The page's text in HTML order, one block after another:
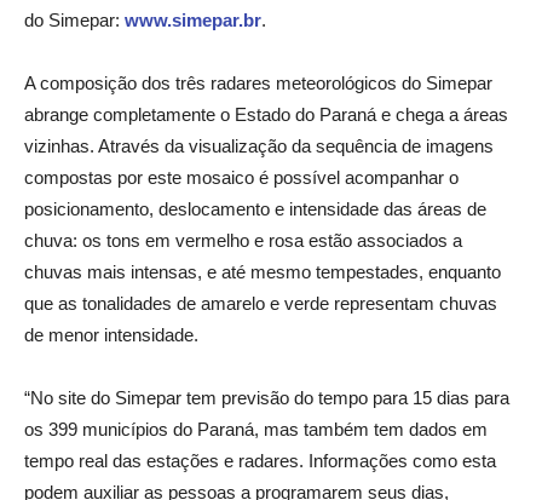
do Simepar: www.simepar.br.
A composição dos três radares meteorológicos do Simepar
abrange completamente o Estado do Paraná e chega a áreas
vizinhas. Através da visualização da sequência de imagens
compostas por este mosaico é possível acompanhar o
posicionamento, deslocamento e intensidade das áreas de
chuva: os tons em vermelho e rosa estão associados a
chuvas mais intensas, e até mesmo tempestades, enquanto
que as tonalidades de amarelo e verde representam chuvas
de menor intensidade.
“No site do Simepar tem previsão do tempo para 15 dias para
os 399 municípios do Paraná, mas também tem dados em
tempo real das estações e radares. Informações como esta
podem auxiliar as pessoas a programarem seus dias,